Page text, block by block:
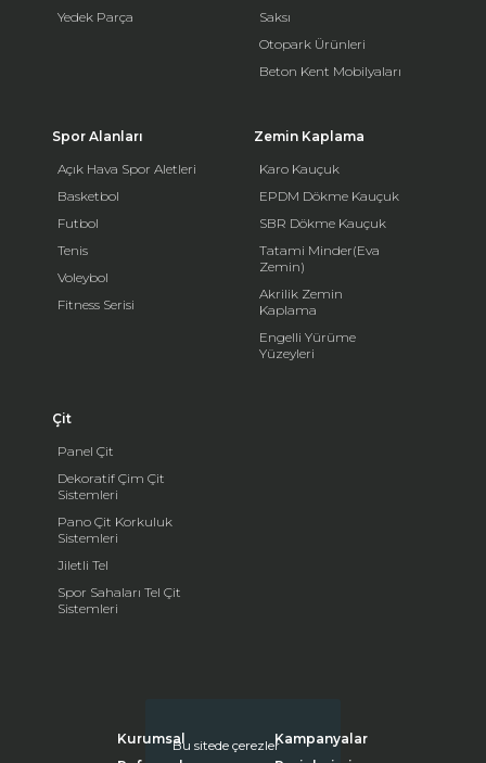
Bu sitede çerezler
Yedek Parça
Saksı
Otopark Ürünleri
Beton Kent Mobilyaları
Spor Alanları
Açık Hava Spor Aletleri
Basketbol
Futbol
Tenis
Voleybol
Fitness Serisi
Zemin Kaplama
Karo Kauçuk
EPDM Dökme Kauçuk
SBR Dökme Kauçuk
Tatami Minder(Eva
Zemin)
Akrilik Zemin
Kaplama
Engelli Yürüme
Yüzeyleri
Çit
Panel Çit
Dekoratif Çim Çit
Sistemleri
Pano Çit Korkuluk
Sistemleri
Jiletli Tel
Spor Sahaları Tel Çit
Sistemleri
Kurumsal
Kampanyalar